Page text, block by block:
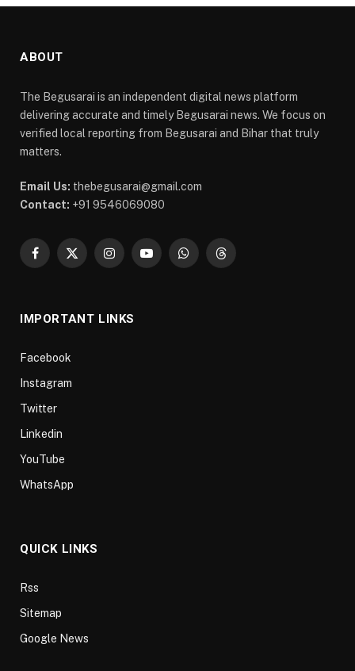
ABOUT
The Begusarai is an independent digital news platform
delivering accurate and timely Begusarai news. We focus on
verified local reporting from Begusarai and Bihar that truly
matters.
Email Us: thebegusarai@gmail.com
Contact: +91 9546069080
Facebook
X
InstagramYouTubeWhatsAppThreads
IMPORTANT LINKS
Facebook
Instagram
Twitter
Linkedin
YouTube
WhatsApp
QUICK LINKS
Rss
Sitemap
Google News